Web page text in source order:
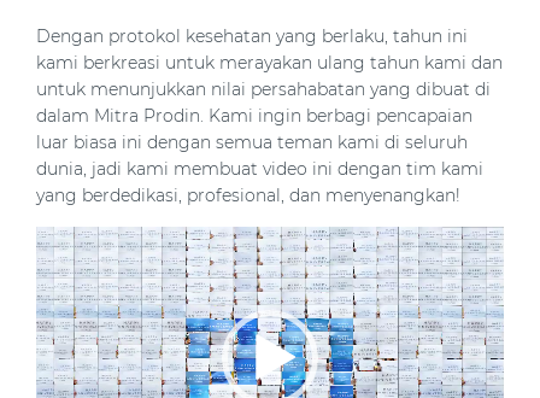
Dengan protokol kesehatan yang berlaku, tahun ini
kami berkreasi untuk merayakan ulang tahun kami dan
untuk menunjukkan nilai persahabatan yang dibuat di
dalam Mitra Prodin. Kami ingin berbagi pencapaian
luar biasa ini dengan semua teman kami di seluruh
dunia, jadi kami membuat video ini dengan tim kami
yang berdedikasi, profesional, dan menyenangkan!
Pemutar
Video